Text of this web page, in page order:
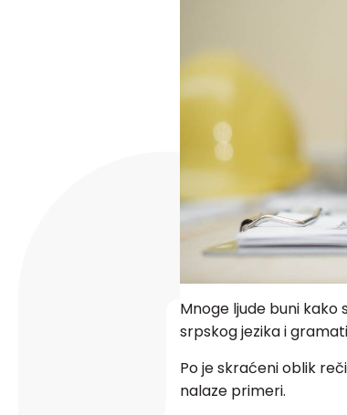
Mnoge ljude buni kako
srpskog jezika i
Po je skraćeni oblik
nalaze primeri.